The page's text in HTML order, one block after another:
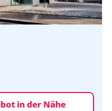
in der Nähe